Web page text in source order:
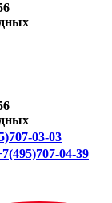
03-03
04-39